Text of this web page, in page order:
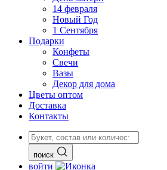
14 февраля
Новый Год
1 Сентября
Подарки
Конфеты
Свечи
Вазы
Декор для дома
Цветы оптом
Доставка
Контакты
поиск
войти